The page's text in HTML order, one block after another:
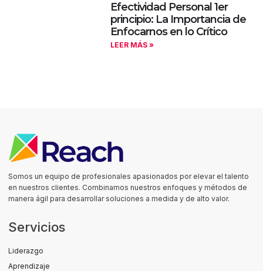
Efectividad Personal 1er
principio: La Importancia de
Enfocarnos en lo Crítico
LEER MÁS »
Somos un equipo de profesionales apasionados por elevar el talento
en nuestros clientes. Combinamos nuestros enfoques y métodos de
manera ágil para desarrollar soluciones a medida y de alto valor.
Servicios
Liderazgo
Aprendizaje